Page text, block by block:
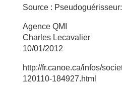
Source :
Agence QMI
Charles Lecavalier
10/01/2012
http://fr.canoe.ca/infos/
120110-184927.html